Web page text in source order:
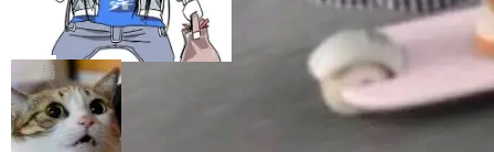
b 安装 支持 Java 8+（8~26）、macOS / Linu
x / Windows / Harmony PC。 # macOS / Linu
x / Harmony PC curl -fsSL https://solon.noea
r.org/solon...
个文件，其规模远超单次模型调用可承载的上下
文窗口。随着项目规模的持续扩张与代码历史的
不断累积，代码仓中的模块关系、接口契约、业
务逻辑等关键信息往往分散于数十乃至数百个文
件之中，形成高度复杂的知识关联网络。传统的
代码检索手段（如关键词匹配、目录遍历）仅能
一条“删库”命令跑 17 小时，算法工程
师删光 89TB 数据只为干私活
最高人民检察院8月4日公布了一起案件：北京一
名90后算法工程师王某，为了给自己接的私活腾
服务器空间，删光了公司AI游戏部门的全部核心
数据。 王某2024年1月入职东城区某科技公司AI
短剧部门，有互联网大厂背景。在公司内部架构
局
Cloudflare 分享推理优化实践：KV ca
che 量化 + 权重压缩，吞吐量提升 4